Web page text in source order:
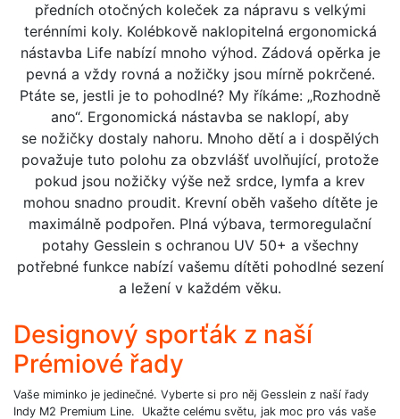
předních otočných koleček za nápravu s velkými
terénními koly. Kolébkově naklopitelná ergonomická
nástavba Life nabízí mnoho výhod. Zádová opěrka je
pevná a vždy rovná a nožičky jsou mírně pokrčené.
Ptáte se, jestli je to pohodlné? My říkáme: „Rozhodně
ano“. Ergonomická nástavba se naklopí, aby
se nožičky dostaly nahoru. Mnoho dětí a i dospělých
považuje tuto polohu za obzvlášť uvolňující, protože
pokud jsou nožičky výše než srdce, lymfa a krev
mohou snadno proudit. Krevní oběh vašeho dítěte je
maximálně podpořen. Plná výbava, termoregulační
potahy Gesslein s ochranou UV 50+ a všechny
potřebné funkce nabízí vašemu dítěti pohodlné sezení
a ležení v každém věku.
Designový sporťák z naší
Prémiové řady
Vaše miminko je jedinečné. Vyberte si pro něj Gesslein z naší řady
Indy M2 Premium Line. Ukažte celému světu, jak moc pro vás vaše